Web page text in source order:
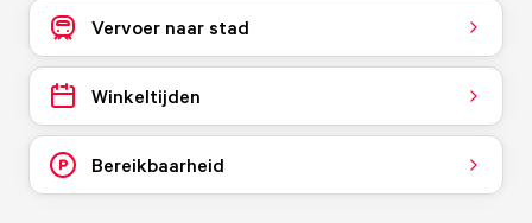
Vervoer naar stad
Winkeltijden
Bereikbaarheid